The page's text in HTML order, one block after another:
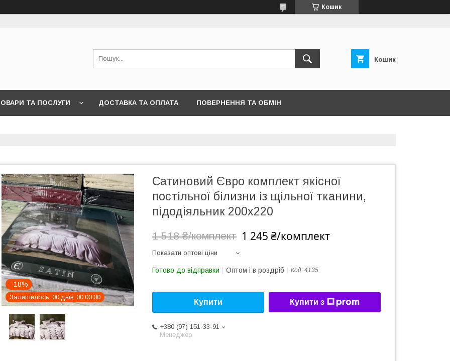
Кошик
Кошик
ТА ПОСЛУГИ ДОСТАВКА ТА ОПЛАТА ПОВЕРНЕННЯ ТА ОБМІН
–18%
Залишилось 00 днів 00 00 00
Сатиновий Євро комплект якісної
постільної білизни із щільної тканини,
підодіяльник 200х220
1 518 ₴/комплект 1 245 ₴/комплект
Показати оптові ціни
Готово до відправки Оптом і в роздріб Код: 4135
Купити Купити з
+380 (97) 151-33-91
Менеджер